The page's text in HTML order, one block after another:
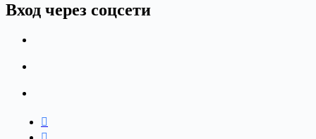
Вход через соцсети